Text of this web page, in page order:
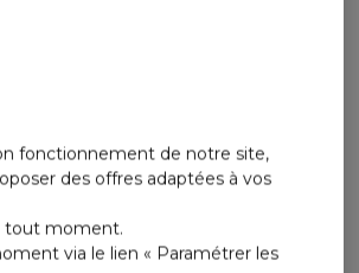
fonctionnement de notre site,
des offres adaptées à vos
tout moment.
via le lien « Paramétrer les